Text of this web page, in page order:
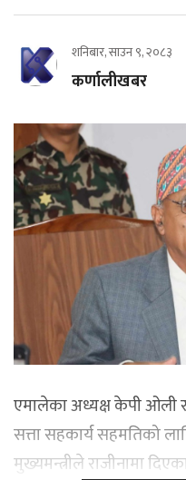
शनिबार, साउन ९, २०८३
कर्णालीखबर
एमालेका अध्यक्ष केपी ओली
सत्ता सहकार्य सहमतिको
मुख्यमन्त्रीले राजीनामा